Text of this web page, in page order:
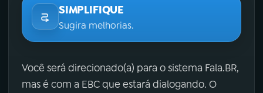
SIMPLIFIQUE
Sugira melhorias.
Você será direcionado(a) para o sistema Fala.BR,
mas é com a EBC que estará dialogando. O